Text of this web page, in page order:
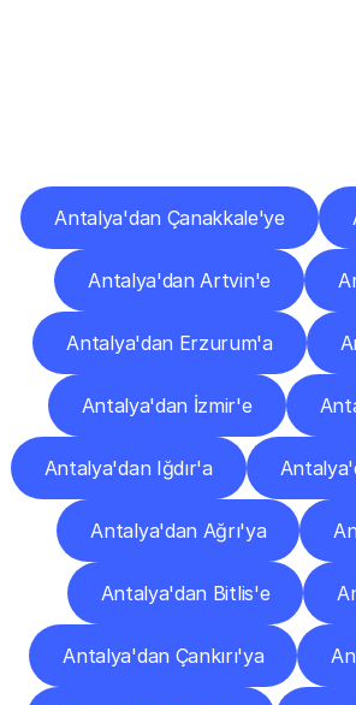
Antalya'dan Çanakkale'ye
Antalya'dan Artvin'e
Antalya'dan Erzurum'a
Antalya'dan İzmir'e
Antalya'dan Iğdır'a
Antalya'dan Ağrı'ya
Antalya'dan Bitlis'e
Antalya'dan Çankırı'ya